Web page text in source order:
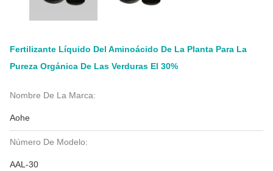
Fertilizante Líquido Del Aminoácido De La Planta Para La
Pureza Orgánica De Las Verduras El 30%
Nombre De La Marca:
Aohe
Número De Modelo:
AAL-30